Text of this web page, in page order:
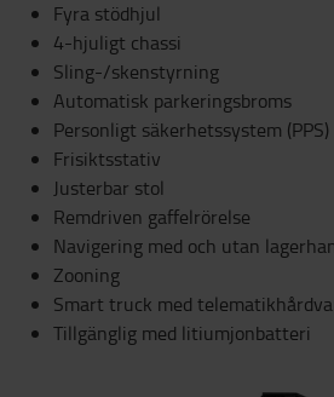
Fyra stödhjul
4-hjuligt chassi
Sling-/skenstyrning
Automatisk parkeringsbroms
Personligt säkerhetssystem (PPS)
Frisiktsstativ
Justerbar stol
Remdriven gaffelrörelse
Navigering med och utan
Zooning
Smart truck med
Tillgänglig med litiumjonbatteri